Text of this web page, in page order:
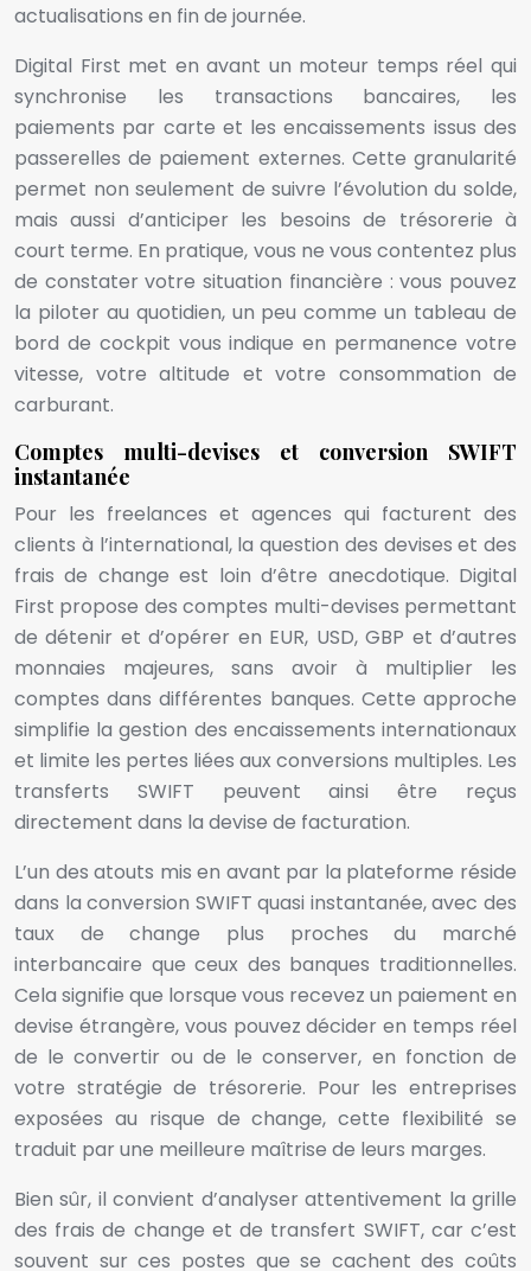
actualisations en fin de journée.
Digital First met en avant un moteur temps réel qui
synchronise les transactions bancaires, les
paiements par carte et les encaissements issus des
passerelles de paiement externes. Cette granularité
permet non seulement de suivre l’évolution du solde,
mais aussi d’anticiper les besoins de trésorerie à
court terme. En pratique, vous ne vous contentez plus
de constater votre situation financière : vous pouvez
la piloter au quotidien, un peu comme un tableau de
bord de cockpit vous indique en permanence votre
vitesse, votre altitude et votre consommation de
carburant.
Comptes multi-devises et conversion SWIFT
instantanée
Pour les freelances et agences qui facturent des
clients à l’international, la question des devises et des
frais de change est loin d’être anecdotique. Digital
First propose des comptes multi-devises permettant
de détenir et d’opérer en EUR, USD, GBP et d’autres
monnaies majeures, sans avoir à multiplier les
comptes dans différentes banques. Cette approche
simplifie la gestion des encaissements internationaux
et limite les pertes liées aux conversions multiples. Les
transferts SWIFT peuvent ainsi être reçus
directement dans la devise de facturation.
L’un des atouts mis en avant par la plateforme réside
dans la conversion SWIFT quasi instantanée, avec des
taux de change plus proches du marché
interbancaire que ceux des banques traditionnelles.
Cela signifie que lorsque vous recevez un paiement en
devise étrangère, vous pouvez décider en temps réel
de le convertir ou de le conserver, en fonction de
votre stratégie de trésorerie. Pour les entreprises
exposées au risque de change, cette flexibilité se
traduit par une meilleure maîtrise de leurs marges.
Bien sûr, il convient d’analyser attentivement la grille
des frais de change et de transfert SWIFT, car c’est
souvent sur ces postes que se cachent des coûts